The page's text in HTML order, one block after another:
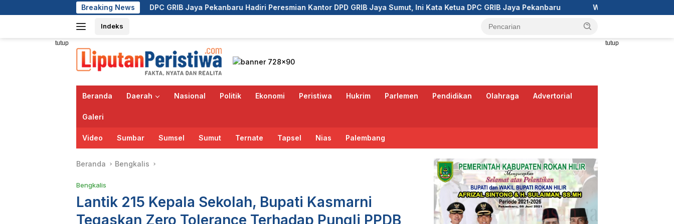
ke
Breaking News
DPC GRIB Jaya Pekanbaru Hadiri Peresmian Kantor DPD GRIB Jaya Sumut, Ini Kata Ketua DPC GRIB Jaya Pekanbaru Wali Kota Pekanbaru Ajak RT/RW Tinggalkan
Indeks
tutup tutup
Beranda Daerah Nasional Politik Ekonomi Peristiwa Hukrim Parlemen Pendidikan Olahraga Advertorial
Galeri
Video Sumbar Sumsel Sumut Ternate Tapsel Nias Palembang
Beranda Bengkalis
Bengkalis
Lantik 215 Kepala Sekolah, Bupati Kasmarni
Tegaskan Zero Tolerance Terhadap Pungli PPDB